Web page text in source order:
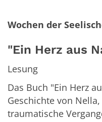
Wochen der
"Ein Herz aus
Lesung
Das Buch "Ein Herz
Geschichte von
traumatische